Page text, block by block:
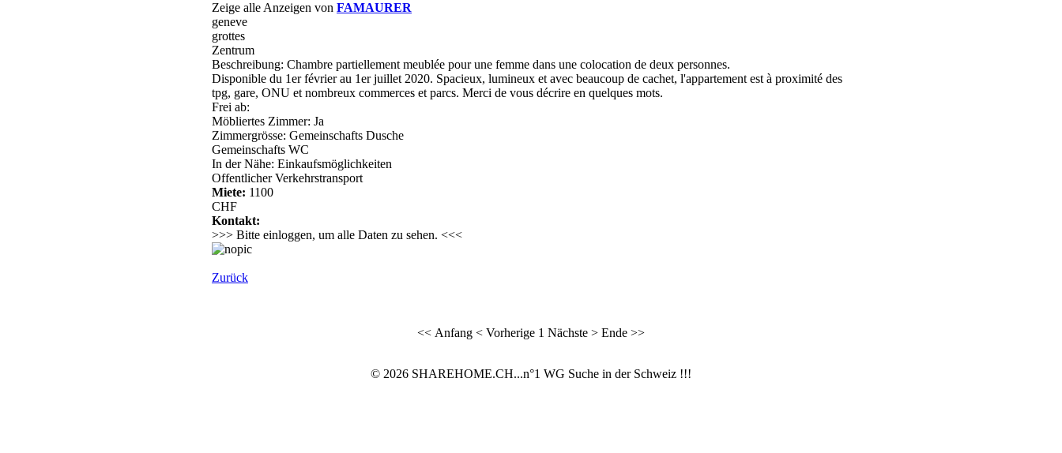
Zeige alle Anzeigen von FAMAURER
geneve
grottes
Zentrum
Beschreibung: Chambre partiellement meublée pour une femme dans une colocation de deux personnes.
Disponible du 1er février au 1er juillet 2020. Spacieux, lumineux et avec beaucoup de cachet, l'appartement est à proximité des
tpg, gare, ONU et nombreux commerces et parcs. Merci de vous décrire en quelques mots.
Frei ab:
Möbliertes Zimmer: Ja
Zimmergrösse: Gemeinschafts Dusche
Gemeinschafts WC
In der Nähe: Einkaufsmöglichkeiten
Offentlicher Verkehrstransport
Miete: 1100
CHF
Kontakt:
>>> Bitte einloggen, um alle Daten zu sehen. <<<
Zurück
<< Anfang < Vorherige 1 Nächste > Ende >>
© 2026 SHAREHOME.CH...n°1 WG Suche in der Schweiz !!!